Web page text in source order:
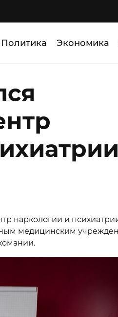
Политика Экономика
наркологии и
медицинским